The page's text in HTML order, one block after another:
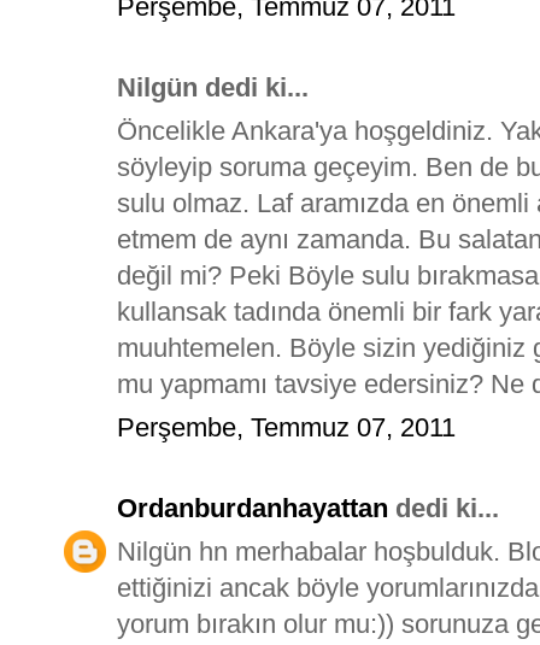
Perşembe, Temmuz 07, 2011
Nilgün dedi ki...
Öncelikle Ankara'ya hoşgeldiniz.
söyleyip soruma geçeyim. Ben de
sulu olmaz. Laf aramızda en önemli
etmem de aynı zamanda. Bu
değil mi? Peki Böyle sulu
kullansak tadında önemli bir fark
muuhtemelen. Böyle sizin
mu yapmamı tavsiye edersiniz? Ne
Perşembe, Temmuz 07, 2011
Ordanburdanhayattan dedi ki...
Nilgün hn merhabalar hoşbulduk.
ettiğinizi ancak böyle
yorum bırakın olur mu:)) sorunuza